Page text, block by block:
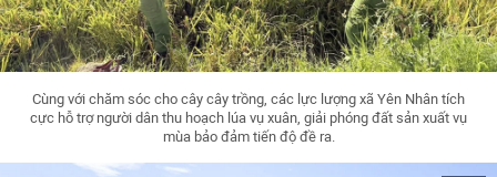
Cùng với chăm sóc cho cây cây trồng, các lực lượng xã Yên Nhân tích
cực hỗ trợ người dân thu hoạch lúa vụ xuân, giải phóng đất sản xuất vụ
mùa bảo đảm tiến độ đề ra.